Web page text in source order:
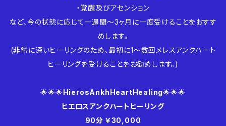
・覚醒及びアセンション
など、今の状態に応じて一週間〜3ヶ月に一度受けることをおすす
めします。
(非常に深いヒーリングのため、最初に1〜数回メレスアンクハート
ヒーリングを受けることをお勧めします。)
🌟🌟🌟HierosAnkhHeartHealing🌟🌟🌟
ヒエロスアンクハートヒーリング
90分 ￥30,000